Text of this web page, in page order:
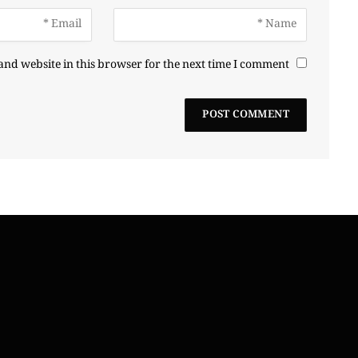
website in this browser for the next time I comment.